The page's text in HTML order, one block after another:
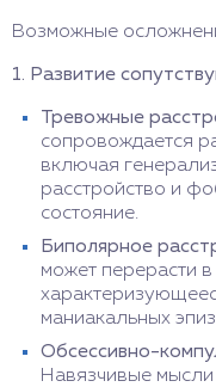
Возможные
1. Развитие
Тревожные
сопровождается
включая
расстройство и
состояние.
Биполярное
может перерасти
маниакальных
Обсессивно-
Навязчивые мысли